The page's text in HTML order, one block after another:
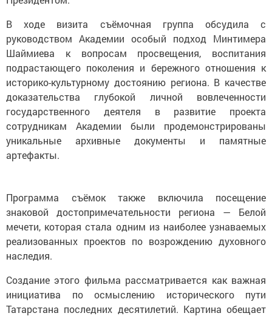
В ходе визита съёмочная группа обсудила с
руководством Академии особый подход Минтимера
Шаймиева к вопросам просвещения, воспитания
подрастающего поколения и бережного отношения к
историко-культурному достоянию региона. В качестве
доказательства глубокой личной вовлеченности
государственного деятеля в развитие проекта
сотрудникам Академии были продемонстрированы
уникальные архивные документы и памятные
артефакты.
Программа съёмок также включила посещение
знаковой достопримечательности региона — Белой
мечети, которая стала одним из наиболее узнаваемых
реализованных проектов по возрождению духовного
наследия.
Создание этого фильма рассматривается как важная
инициатива по осмыслению исторического пути
Татарстана последних десятилетий. Картина обещает